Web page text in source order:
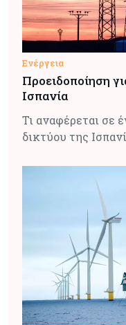
Ενέργεια
Προειδοποίηση
Ισπανία
Τι αναφέρεται σε
δικτύου της